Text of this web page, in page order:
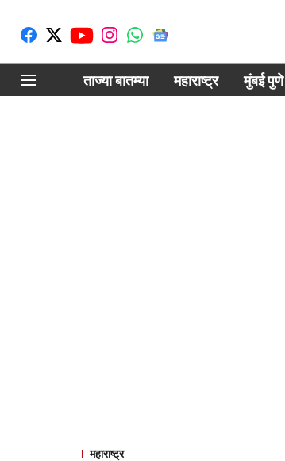
ताज्या बातम्या महाराष्ट्र मुंबई पुणे
महाराष्ट्र